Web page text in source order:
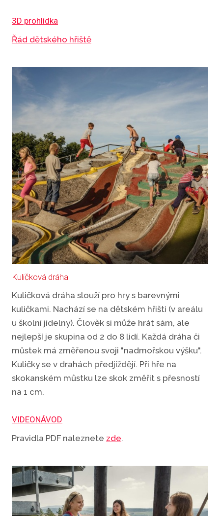
3D prohlídka
Řád dětského hřiště
Kuličková dráha
Kuličková dráha slouží pro hry s barevnými
kuličkami. Nachází se na dětském hřišti (v areálu
u školní jídelny). Člověk si může hrát sám, ale
nejlepší je skupina od 2 do 8 lidí. Každá dráha či
můstek má změřenou svoji "nadmořskou výšku".
Kuličky se v drahách předjíždějí. Při hře na
skokanském můstku lze skok změřit s přesností
na 1 cm.
VIDEONÁVOD
Pravidla PDF naleznete zde.